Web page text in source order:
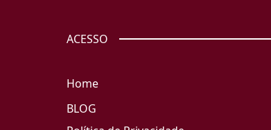
ACESSO
Home
BLOG